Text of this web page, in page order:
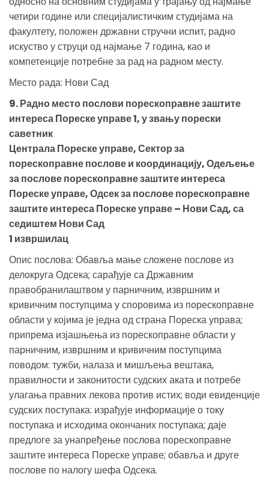
четири године или специјалистичким студијама на
факултету, положен државни стручни испит, радно
искуство у струци од најмање 7 година, као и
компетенције потребне за рад на радном месту.
Место рада: Нови Сад
9. Радно место послови порескоправне заштите
интереса Пореске управе 1, у звању порески
саветник
Централа Пореске управе, Сектор за
порескоправне послове и координацију, Одељење
за послове порескоправне заштите интереса
Пореске управе, Одсек за послове порескоправне
заштите интереса Пореске управе – Нови Сад, са
седиштем Нови Сад
1 извршилац
Опис послова: Обавља мање сложене послове из
делокруга Одсека; сарађује са Државним
правобранилаштвом у парничним, извршним и
кривичним поступцима у споровима из порескоправне
области у којима је једна од страна Пореска управа;
припрема изјашњења из порескоправне области у
парничним, извршним и кривичним поступцима
поводом: тужби, налаза и мишљења вештака,
правилности и законитости судских аката и потребе
улагања правних лекова против истих; води евиденције
судских поступака: израђује информације о току
поступака и исходима окончаних поступака; даје
предлоге за унапређење послова порескоправне
заштите интереса Пореске управе; обавља и друге
послове по налогу шефа Одсека.